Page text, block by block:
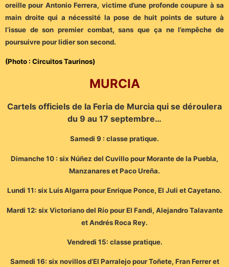
oreille pour Antonio Ferrera, victime d’une profonde coupure à sa
main droite qui a nécessité la pose de huit points de suture à
l’issue de son premier combat, sans que ça ne l’empêche de
poursuivre pour lidier son second.
(Photo : Circuitos Taurinos)
MURCIA
Cartels officiels de la Feria de Murcia qui se déroulera
du 9 au 17 septembre…
Samedi 9 : classe pratique.
Dimanche 10 : six Núñez del Cuvillo pour Morante de la Puebla,
Manzanares et Paco Ureña.
Lundi 11: six Luis Algarra pour Enrique Ponce, El Juli et Cayetano.
Mardi 12: six Victoriano del Río pour El Fandi, Alejandro Talavante
et Andrés Roca Rey.
Vendredi 15: classe pratique.
Samedi 16: six novillos d’El Parralejo pour Toñete, Fran Ferrer et